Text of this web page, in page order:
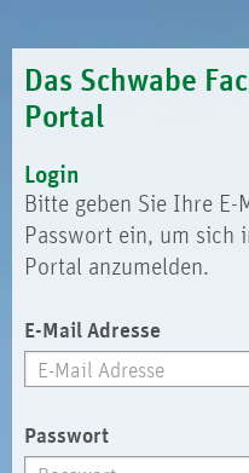
Das Schwabe
Portal
Login
Bitte geben Sie Ihre
Passwort ein, um sich
Portal anzumelden.
E-Mail Adresse
Passwort